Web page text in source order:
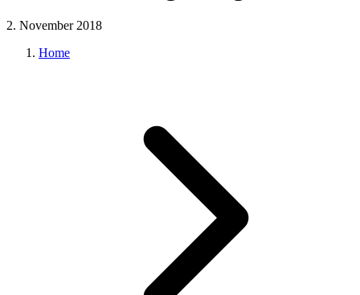
2. November 2018
Home